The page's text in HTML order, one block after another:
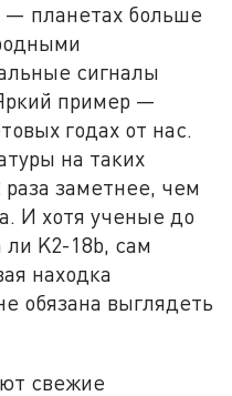
— планетах больше
сигналы
пример —
годах от нас.
на таких
раза заметнее, чем
И хотя ученые до
ли K2-18b, сам
находка
обязана выглядеть
свежие